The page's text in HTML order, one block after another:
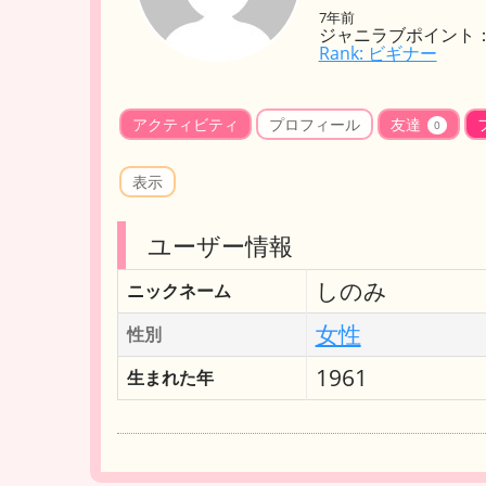
7年前
ジャニラブポイント
Rank: ビギナー
アクティビティ プロフィール 友達 0
表示
ユーザー情報
ニックネーム しのみ
性別 女性
生まれた年 1961